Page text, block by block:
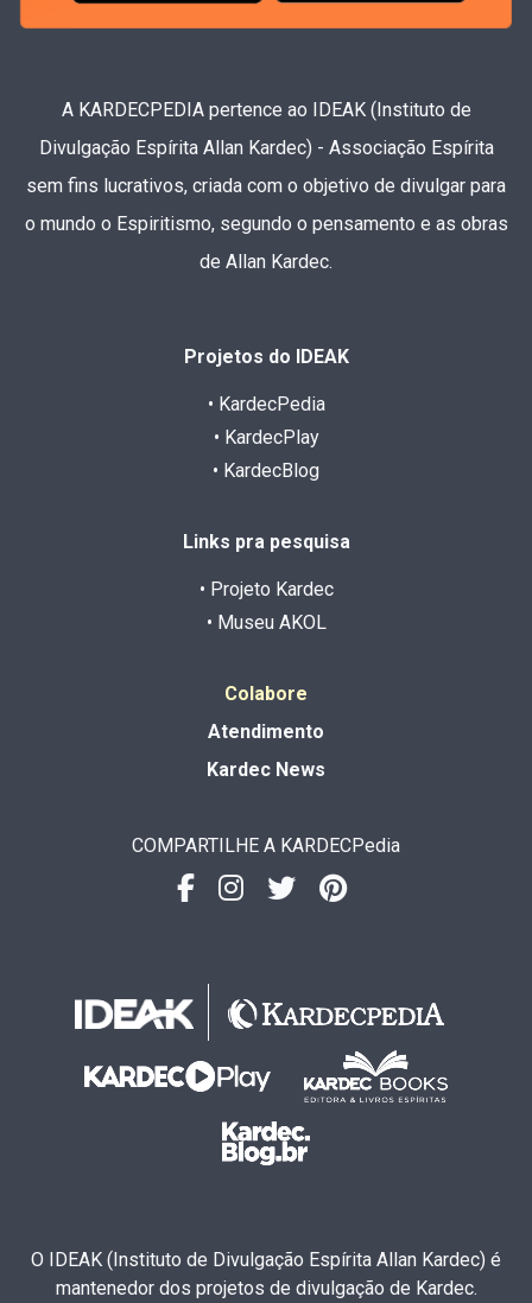
A KARDECPEDIA pertence ao IDEAK (Instituto de
Divulgação Espírita Allan Kardec) - Associação Espírita
sem fins lucrativos, criada com o objetivo de divulgar para
o mundo o Espiritismo, segundo o pensamento e as obras
de Allan Kardec.
Projetos do IDEAK
• KardecPedia
• KardecPlay
• KardecBlog
Links pra pesquisa
• Projeto Kardec
• Museu AKOL
Colabore
Atendimento
Kardec News
COMPARTILHE A KARDECPedia
O IDEAK (Instituto de Divulgação Espírita Allan Kardec) é
mantenedor dos projetos de divulgação de Kardec.